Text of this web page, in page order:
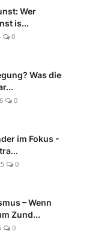
Wer
is...
0
Was die
0
im Fokus -
0
– Wenn
Zund...
0